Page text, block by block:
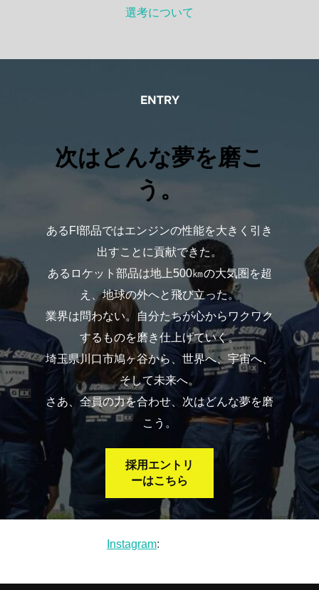
選考について
ENTRY
次はどんな夢を磨こ
う。
あるFI部品ではエンジンの性能を大きく引き
出すことに貢献できた。
あるロケット部品は地上500㎞の大気圏を超
え、地球の外へと飛び立った。
業界は問わない。自分たちが心からワクワク
するものを磨き仕上げていく。
埼玉県川口市鳩ヶ谷から、世界へ、宇宙へ、
そして未来へ。
さあ、全員の力を合わせ、次はどんな夢を磨
こう。
採用エントリ
ーはこちら
Instagram: